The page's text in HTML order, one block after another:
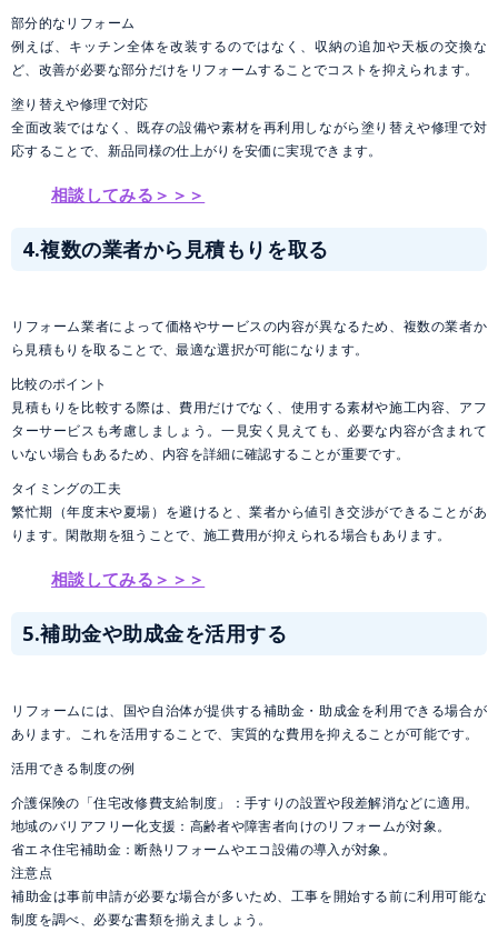
部分的なリフォーム
例えば、キッチン全体を改装するのではなく、収納の追加や天板の交換な
ど、改善が必要な部分だけをリフォームすることでコストを抑えられます。
塗り替えや修理で対応
全面改装ではなく、既存の設備や素材を再利用しながら塗り替えや修理で対
応することで、新品同様の仕上がりを安価に実現できます。
相談してみる＞＞＞
4.複数の業者から見積もりを取る
リフォーム業者によって価格やサービスの内容が異なるため、複数の業者か
ら見積もりを取ることで、最適な選択が可能になります。
比較のポイント
見積もりを比較する際は、費用だけでなく、使用する素材や施工内容、アフ
ターサービスも考慮しましょう。一見安く見えても、必要な内容が含まれて
いない場合もあるため、内容を詳細に確認することが重要です。
タイミングの工夫
繁忙期（年度末や夏場）を避けると、業者から値引き交渉ができることがあ
ります。閑散期を狙うことで、施工費用が抑えられる場合もあります。
相談してみる＞＞＞
5.補助金や助成金を活用する
リフォームには、国や自治体が提供する補助金・助成金を利用できる場合が
あります。これを活用することで、実質的な費用を抑えることが可能です。
活用できる制度の例
介護保険の「住宅改修費支給制度」：手すりの設置や段差解消などに適用。
地域のバリアフリー化支援：高齢者や障害者向けのリフォームが対象。
省エネ住宅補助金：断熱リフォームやエコ設備の導入が対象。
注意点
補助金は事前申請が必要な場合が多いため、工事を開始する前に利用可能な
制度を調べ、必要な書類を揃えましょう。